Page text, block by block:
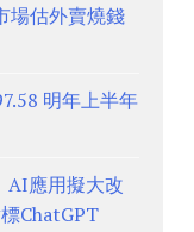
估外賣燒錢
明年上半年
應用擬大改
ChatGPT